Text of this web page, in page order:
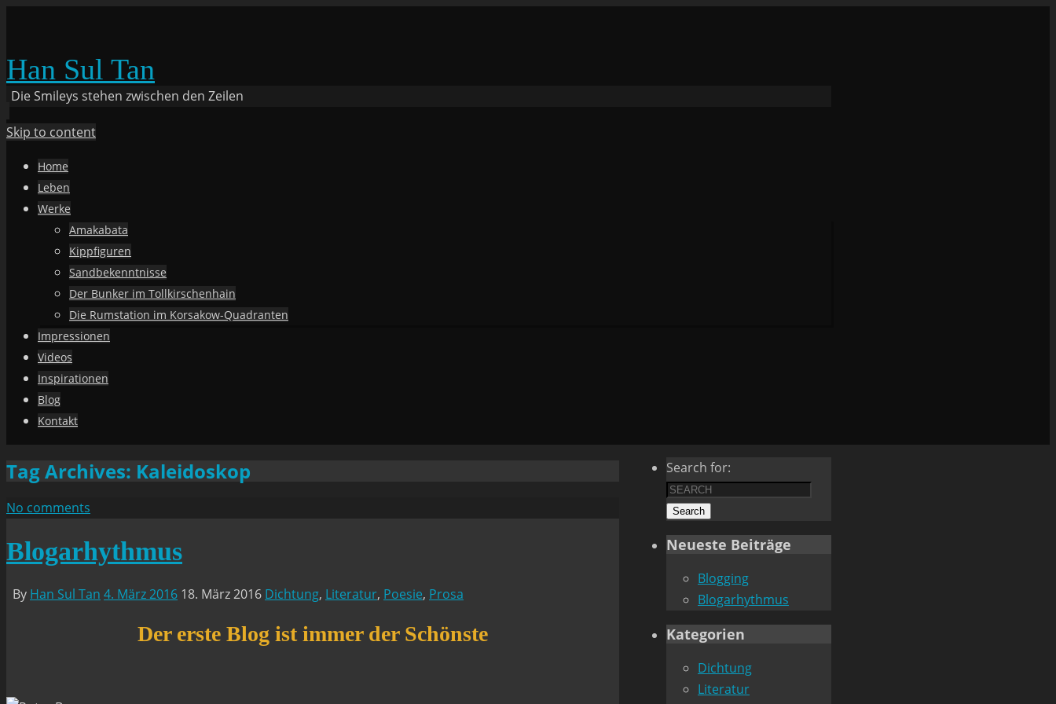
Han Sul Tan
Die Smileys stehen zwischen den Zeilen
Skip to content
Home
Leben
Werke
Amakabata
Kippfiguren
Sandbekenntnisse
Der Bunker im Tollkirschenhain
Die Rumstation im Korsakow-Quadranten
Impressionen
Videos
Inspirationen
Blog
Kontakt
Tag Archives: Kaleidoskop
No comments
Blogarhythmus
By Han Sul Tan 4. März 2016 18. März 2016 Dichtung, Literatur, Poesie, Prosa
Der erste Blog ist immer der Schönste
Search for:
Search
Neueste Beiträge
Blogging
Blogarhythmus
Kategorien
Dichtung
Literatur